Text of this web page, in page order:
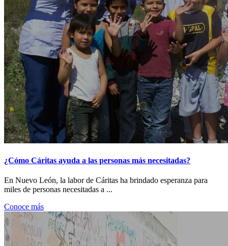
¿Cómo Cáritas ayuda a las personas más necesitadas?
En Nuevo León, la labor de Cáritas ha brindado esperanza para
miles de personas necesitadas a ...
Conoce más